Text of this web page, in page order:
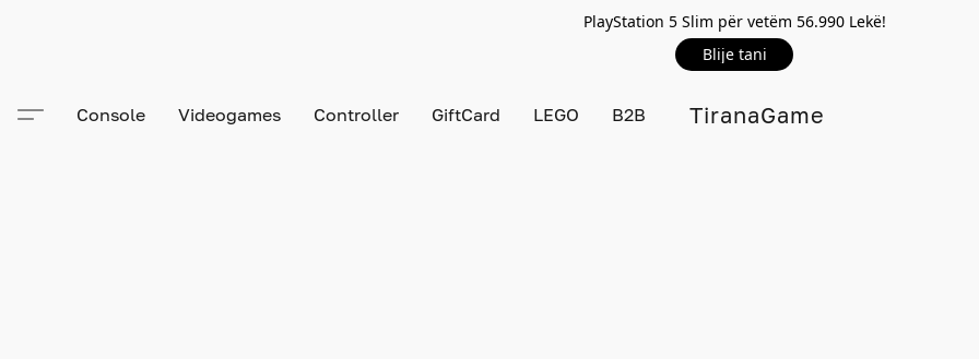
PlayStation 5 Slim për vetëm 56.990 Lekë!
Blije tani
TiranaGame
Console Videogames Controller GiftCard LEGO B2B